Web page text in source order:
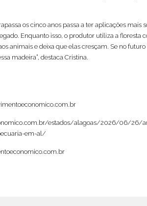
os cinco anos passa a ter aplicações mais
Enquanto isso, o produtor utiliza a floresta
animais e deixa que elas cresçam. Se no
madeira”, destaca Cristina.
estados/alagoas/2026/06/26/
em-al/